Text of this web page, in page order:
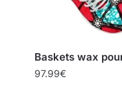
Baskets wax
97.99€